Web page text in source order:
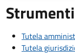
Tutela
Tutela